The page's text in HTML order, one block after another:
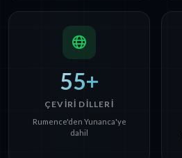
55+
ÇEVIRI DILLERI
Rumence'den Yunanca'ye
dahil